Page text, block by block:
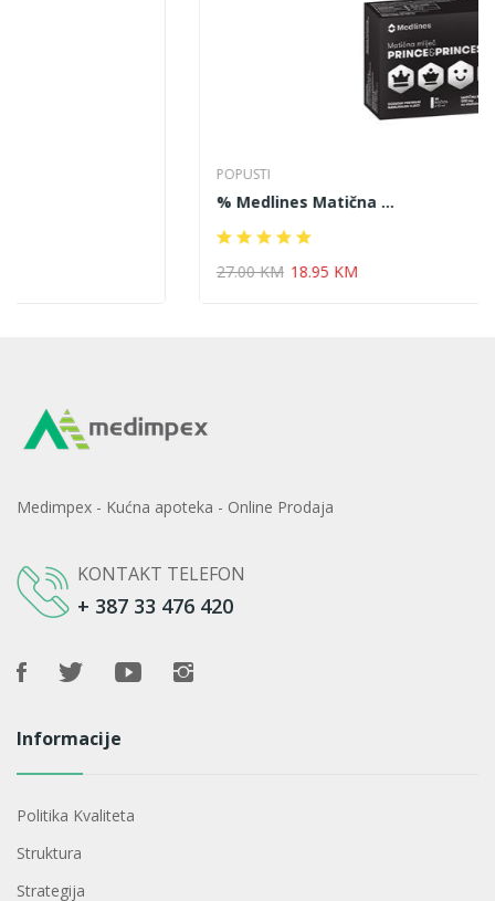
% Medlines Matična ...
Medimpex - Kućna apoteka - Online Prodaja
KONTAKT TELEFON
+ 387 33 476 420
Informacije
Politika Kvaliteta
Struktura
Strategija